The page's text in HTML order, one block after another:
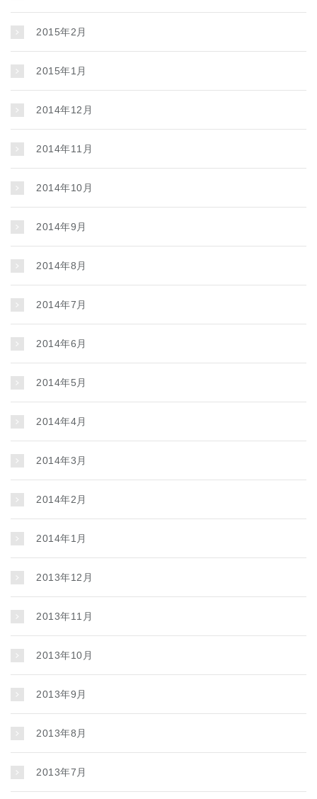
2015年2月
2015年1月
2014年12月
2014年11月
2014年10月
2014年9月
2014年8月
2014年7月
2014年6月
2014年5月
2014年4月
2014年3月
2014年2月
2014年1月
2013年12月
2013年11月
2013年10月
2013年9月
2013年8月
2013年7月